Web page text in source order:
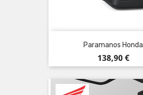
Paramanos Honda
Precio
138,90 €